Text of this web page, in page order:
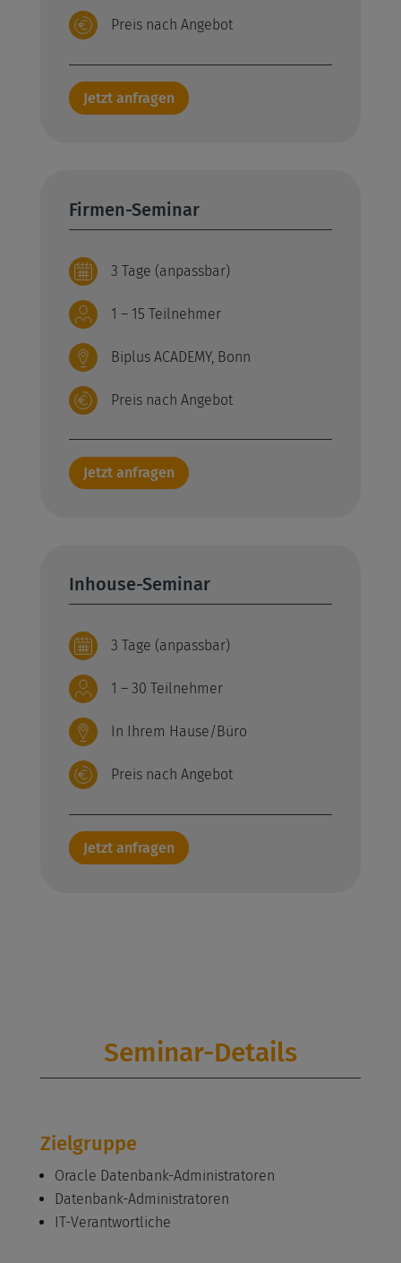
Preis nach Angebot
Jetzt anfragen
Firmen-Seminar
3 Tage (anpassbar)
1 – 15 Teilnehmer
Biplus ACADEMY, Bonn
Preis nach Angebot
Jetzt anfragen
Inhouse-Seminar
3 Tage (anpassbar)
1 – 30 Teilnehmer
In Ihrem Hause/Büro
Preis nach Angebot
Jetzt anfragen
Seminar-Details
Zielgruppe
Oracle Datenbank-Administratoren
Datenbank-Administratoren
IT-Verantwortliche